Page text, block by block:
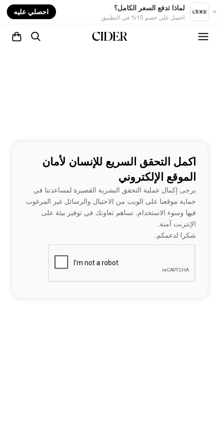
لماذا تدفع السعر الكامل؟
احصل على خصم 15% في التطبيق
احصلي عليه
اكمل التحقق السريع للإنسان لأمان
الموقع الإلكتروني
يرجى إكمال عملية التحقق البشرية القصيرة لمساعدتنا في
حماية موقعنا على الويب من الاحتيال والرسائل غير المرغوب
فيها وسوء الاستخدام. تساهم تعاونك في توفير بيئة على
الإنترنت آمنة.
شكرا لدعمكم.